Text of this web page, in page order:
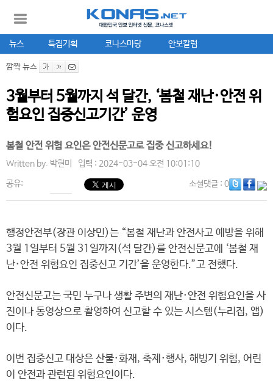
뉴스 특집기획 코나스마당 안보칼럼
깜짝 뉴스
3월부터 5월까지 석 달간, ‘봄철 재난·안전 위
험요인 집중신고기간’ 운영
봄철 안전 위험 요인은 안전신문고로 집중 신고하세요!
Written by. 박현미 입력 : 2024-03-04 오전 10:01:10
공유: 소셜댓글: 0
행정안전부(장관 이상민)는 “봄철 재난과 안전사고 예방을 위해
3월 1일부터 5월 31일까지(석 달간)를 안전신문고에 ‘봄철 재
난·안전 위험요인 집중신고 기간’을 운영한다.”고 전했다.
안전신문고는 국민 누구나 생활 주변의 재난·안전 위험요인을 사
진이나 동영상으로 촬영하여 신고할 수 있는 시스템(누리집, 앱)
이다.
이번 집중신고 대상은 산불·화재, 축제·행사, 해빙기 위험, 어린
이 안전과 관련된 위험요인이다.